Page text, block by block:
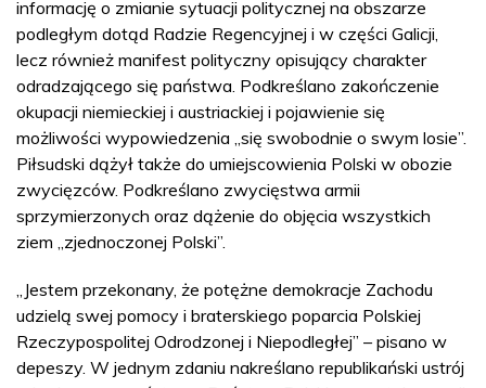
informację o zmianie sytuacji politycznej na obszarze
podległym dotąd Radzie Regencyjnej i w części Galicji,
lecz również manifest polityczny opisujący charakter
odradzającego się państwa. Podkreślano zakończenie
okupacji niemieckiej i austriackiej i pojawienie się
możliwości wypowiedzenia „się swobodnie o swym losie”.
Piłsudski dążył także do umiejscowienia Polski w obozie
zwycięzców. Podkreślano zwycięstwa armii
sprzymierzonych oraz dążenie do objęcia wszystkich
ziem „zjednoczonej Polski”.
„Jestem przekonany, że potężne demokracje Zachodu
udzielą swej pomocy i braterskiego poparcia Polskiej
Rzeczypospolitej Odrodzonej i Niepodległej” – pisano w
depeszy. W jednym zdaniu nakreślano republikański ustrój